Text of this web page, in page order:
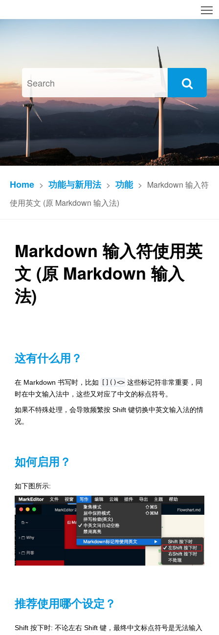
Home > 功能与新用法 > 功能 > Markdown 输入符
使用英文 (原 Markdown 输入法)
Markdown 输入符使用英
文 (原 Markdown 输入
法)
这有什么用？
在 Markdown 书写时，比如 []()<> 这些标记符非常重要，同
时在中文输入法中，这些又对应了中文的标点符号。
如果不特殊处理，会导致频繁按 Shift 键切换中英文输入法的情
况。
如何启用？
如下图所示:
推荐使用哪个设定？
Shift 按下时: 不论左右 Shift 键，最终中文标点符号是无法输入